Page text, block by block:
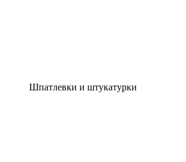
Шпатлевки и штукатурки